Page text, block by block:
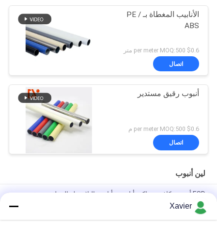
الأنابيب المغطاة بـ PE /
ABS
$0.6 per meter MOQ:500 متر
اتصال
أنبوب رقيق مستدير
$0.6 per meter MOQ:500 م
اتصال
لين أنبوب
ESD أسود مكافحة ساكنة أنابيب ، أنابيب البلاستيك المغلفة تستقيم
هيكل الإطار
البلاستيك المغلفة إسد الأنابيب الصدأ والدليل على 28MM القطر لهيكل
Xavier